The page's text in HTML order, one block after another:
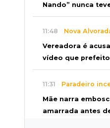
Nando” nunca
11:48 Nova
Vereadora é
vídeo que
11:31 Paradeiro
Mãe narra
amarrada antes